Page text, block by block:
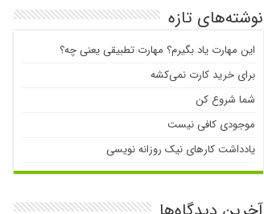
نوشته‌های تازه
این مهارت یاد بگیرم؟ مهارت تطبیقی یعنی چه؟
برای خرید کارت نمی‌‌کشه
شما شروع کن
موجودی کافی نیست
یادداشت کارهای نیک روزانه نویسی